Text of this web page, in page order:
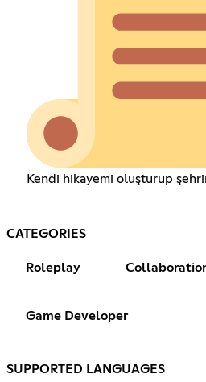
Kendi hikayemi oluşturup
CATEGORIES
Roleplay
Game Developer
SUPPORTED LANGUAGES